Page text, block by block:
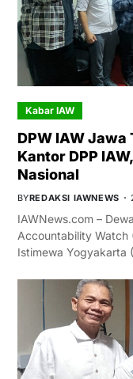
Kabar IAW
DPW IAW Jawa
Kantor DPP
Nasional
BYREDAKSI IAWNEWS
IAWNews.com –
Accountability Watch
Istimewa Yogyakarta